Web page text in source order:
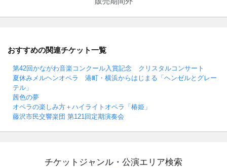
おすすめの関連チケット一覧
第42回かながわ音楽コンクール入賞記念 クリスタルコンサート
夏休みメルヘンオペラ 港町・横浜からはじまる「ヘンゼルとグレー
テル」
茜色の夢
オペラの楽しみ方＋ハイライトオペラ「椿姫」
藤沢市民交響楽団 第121回定期演奏会
チケットジャンル・公演エリア検索